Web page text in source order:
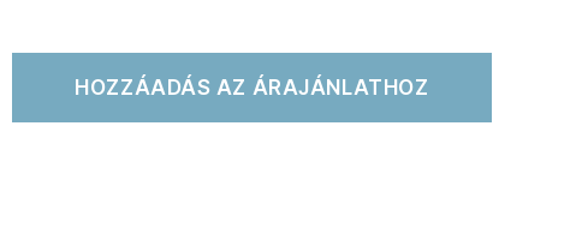
HOZZÁADÁS AZ ÁRAJÁNLATHOZ